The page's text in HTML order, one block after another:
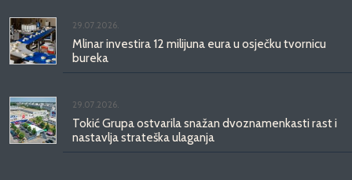
29.07.2026.
Mlinar investira 12 milijuna eura u osječku tvornicu
bureka
29.07.2026.
Tokić Grupa ostvarila snažan dvoznamenkasti rast i
nastavlja strateška ulaganja